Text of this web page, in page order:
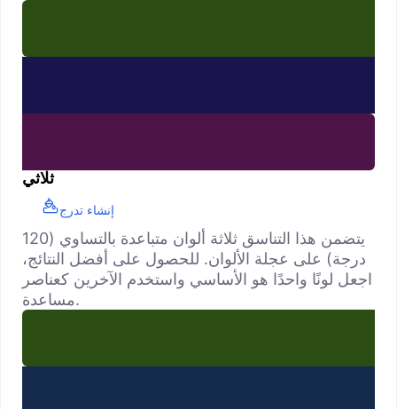
ثلاثي
إنشاء تدرج
يتضمن هذا التناسق ثلاثة ألوان متباعدة بالتساوي (120
درجة) على عجلة الألوان. للحصول على أفضل النتائج،
اجعل لونًا واحدًا هو الأساسي واستخدم الآخرين كعناصر
مساعدة.